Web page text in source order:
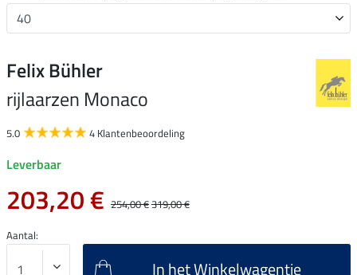
Felix Bühler
rijlaarzen Monaco
5.0 4 Klantenbeoordeling
Leverbaar
203,20 € 254,00 €319,00 €
Aantal:
In het Winkelwagentje